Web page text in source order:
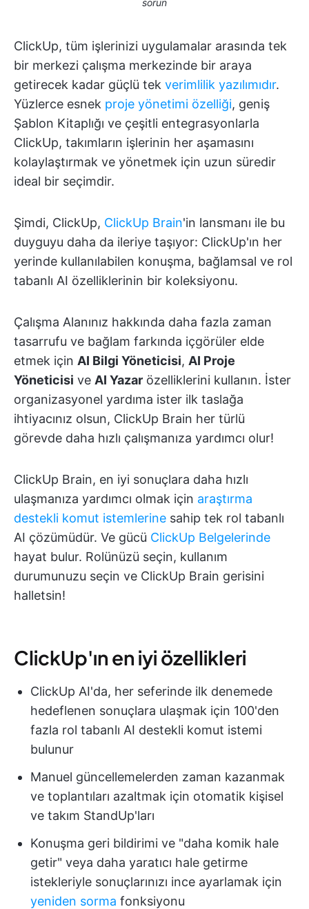
ClickUp, tüm işlerinizi uygulamalar arasında tek
bir merkezi çalışma merkezinde bir araya
getirecek kadar güçlü tek verimlilik yazılımıdır.
Yüzlerce esnek proje yönetimi özelliği, geniş
Şablon Kitaplığı ve çeşitli entegrasyonlarla
ClickUp, takımların işlerinin her aşamasını
kolaylaştırmak ve yönetmek için uzun süredir
ideal bir seçimdir.
Şimdi, ClickUp, ClickUp Brain'in lansmanı ile bu
duyguyu daha da ileriye taşıyor: ClickUp'ın her
yerinde kullanılabilen konuşma, bağlamsal ve rol
tabanlı AI özelliklerinin bir koleksiyonu.
Çalışma Alanınız hakkında daha fazla zaman
tasarrufu ve bağlam farkında içgörüler elde
etmek için AI Bilgi Yöneticisi, AI Proje
Yöneticisi ve AI Yazar özelliklerini kullanın. İster
organizasyonel yardıma ister ilk taslağa
ihtiyacınız olsun, ClickUp Brain her türlü
görevde daha hızlı çalışmanıza yardımcı olur!
ClickUp Brain, en iyi sonuçlara daha hızlı
ulaşmanıza yardımcı olmak için araştırma
destekli komut istemlerine sahip tek rol tabanlı
AI çözümüdür. Ve gücü ClickUp Belgelerinde
hayat bulur. Rolünüzü seçin, kullanım
durumunuzu seçin ve ClickUp Brain gerisini
halletsin!
ClickUp'ın en iyi özellikleri
ClickUp AI'da, her seferinde ilk denemede
hedeflenen sonuçlara ulaşmak için 100'den
fazla rol tabanlı AI destekli komut istemi
bulunur
Manuel güncellemelerden zaman kazanmak
ve toplantıları azaltmak için otomatik kişisel
ve takım StandUp'ları
Konuşma geri bildirimi ve "daha komik hale
getir" veya daha yaratıcı hale getirme
istekleriyle sonuçlarınızı ince ayarlamak için
yeniden sorma fonksiyonu